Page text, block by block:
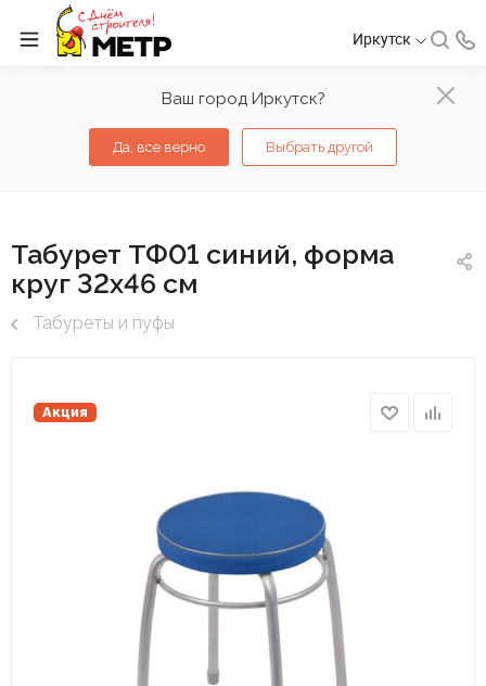
Ваш город Иркутск?
Да, все верно Выбрать другой
Иркутск
Табурет ТФ01 синий, форма
круг 32х46 см
Табуреты и пуфы
Акция